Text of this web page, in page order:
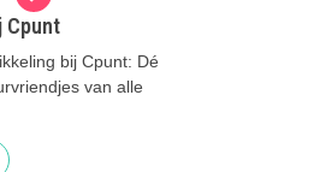
Cpunt
bij Cpunt: Dé
van alle